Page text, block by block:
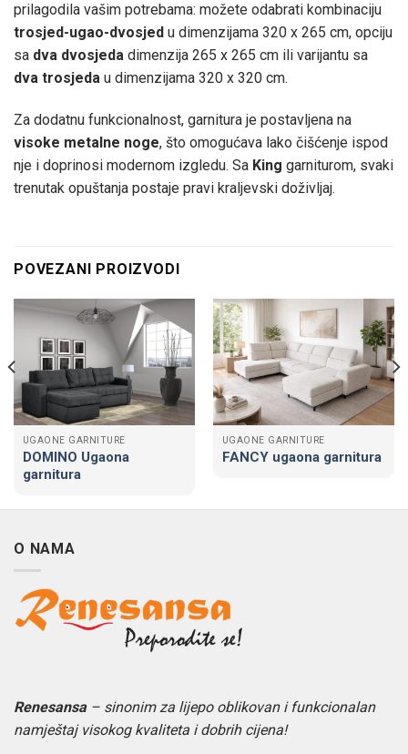
prilagodila vašim potrebama: možete odabrati kombinaciju
trosjed-ugao-dvosjed u dimenzijama 320 x 265 cm, opciju
sa dva dvosjeda dimenzija 265 x 265 cm ili varijantu sa
dva trosjeda u dimenzijama 320 x 320 cm.
Za dodatnu funkcionalnost, garnitura je postavljena na
visoke metalne noge, što omogućava lako čišćenje ispod
nje i doprinosi modernom izgledu. Sa King garniturom, svaki
trenutak opuštanja postaje pravi kraljevski doživljaj.
POVEZANI PROIZVODI
UGAONE GARNITURE
DOMINO Ugaona
garnitura
UGAONE GARNITURE
FANCY ugaona garnitura
O NAMA
Renesansa– sinonim za lijepo oblikovan i funkcionalan
namještaj visokog kvaliteta i dobrih cijena!